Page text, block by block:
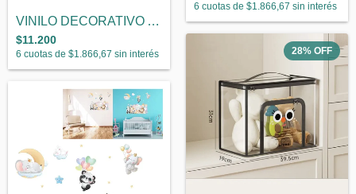
VINILO DECORATIVO ASTRONAUTAS
$11.200
6 cuotas de $1.866,67 sin interés
6 cuotas de $1.866,67 sin interés
28% OFF